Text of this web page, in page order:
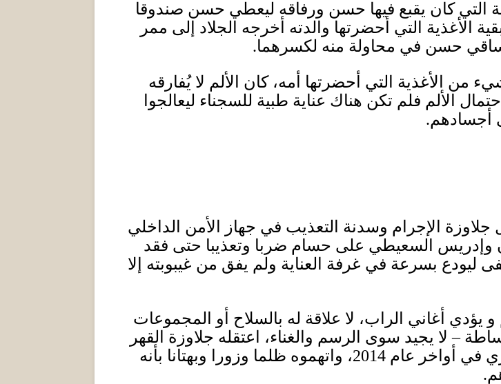
التي كان يقبع فيها حسن ورفاقه ليعطي حسن صندوقا
الأغذية التي أحضرتها والدته أخرجه الجلاد إلى ممر
ساقي حسن في محاولة منه لكسرهما.
الأغذية التي أحضرتها أمه، كان الألم لا يُفارقه
الألم فلم تكن هناك عناية طبية للسجناء ليعالجوا
أجسادهم.
جلاوزة الإجرام وسدنة التعذيب في جهاز الأمن الداخلي
السعيطي على حسام ضربا وتعذيبا حتى فقد
ليودع بسرعة في غرفة العناية ولم يفق من غيبوبته إلا
أغاني الراب، لا علاقة له بالسلاح أو المجموعات
– لا يجيد سوى الرسم والغناء، اعتقله جلاوزة القهر
في أواخر عام 2014، واتهموه ظلما وزورا وبهتانا بأنه